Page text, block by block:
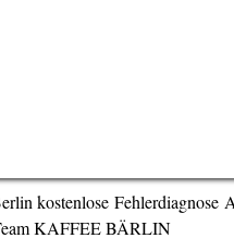
kostenlose Fehlerdiagnose
KAFFEE BÄRLIN